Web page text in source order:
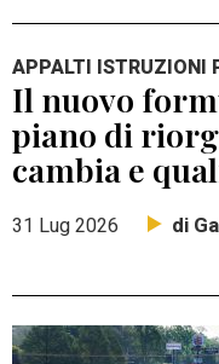
APPALTI ISTRUZIONI
Il nuovo
piano di
cambia e
31 Lug 2026 di